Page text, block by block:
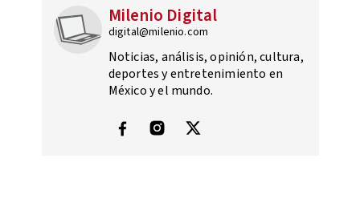
Milenio Digital
digital@milenio.com
Noticias, análisis, opinión, cultura,
deportes y entretenimiento en
México y el mundo.